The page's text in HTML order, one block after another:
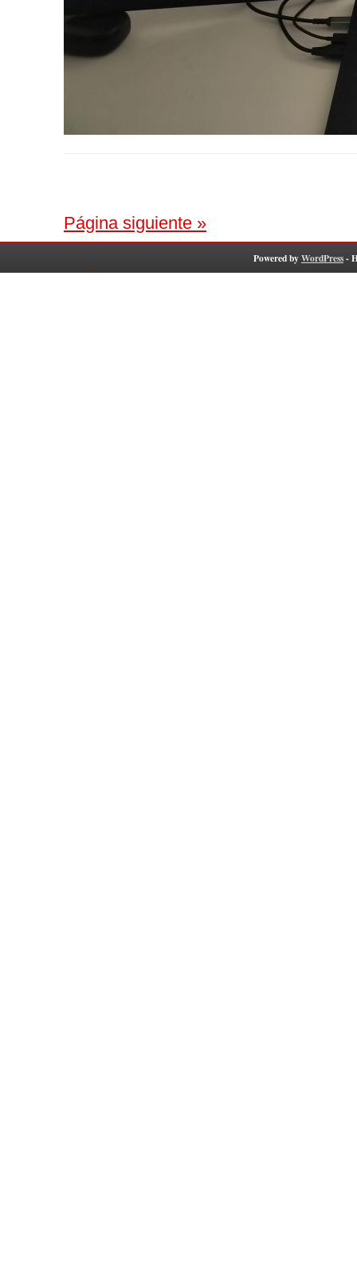
Página siguiente »
Powered byWordPress-